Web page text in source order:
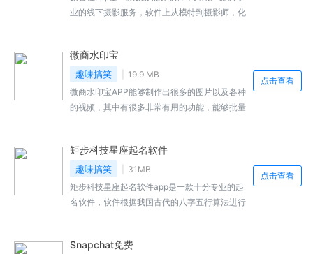
业的线下摄影服务，软件上从模特到摄影师，化
单，用户均需要经过实名认证，以保证交易的安
全进行，用户可以在这里关注最新的摄影作品。
感兴趣的小伙伴快来本站下载吧！
微商水印宝
趣味搞笑
19.9 MB
微商水印宝APP能够制作出很多的图片以及各种
的视频，其中有很多非常有用的功能，能够批量
有魅力的图片，大家对于这款游戏还有什么不了
解的，就看看下面小编的相关介绍吧，说不定就
有你喜欢的内容
点击查看
矩步科技星座起名软件
趣味搞笑
31MB
矩步科技星座起名软件app是一款十分专业的起
名软件，软件根据我国古代的八字五行算法进行
名字的生成，名字不仅好听还有有着非常好的吉
点击查看
Snapchat免费